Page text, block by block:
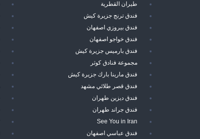
طيران القطرية
فندق ترنج جزيرة كيش
فندق بيروزي اصفهان
فندق خواجو اصفهان
فندق بارميس جزيرة كيش
مجموعة فنادق كوثر
فندق مارينا بارك جزيرة كيش
فندق قصر طلائي مشهد
فندق ديزين طهران
فندق جراند طهران
See You in Iran
فندق عباسي اصفهان